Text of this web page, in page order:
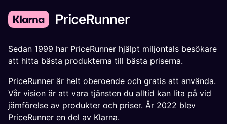
Sedan 1999 har PriceRunner hjälpt miljontals besökare
att hitta bästa produkterna till bästa priserna.
PriceRunner är helt oberoende och gratis att använda.
Vår vision är att vara tjänsten du alltid kan lita på vid
jämförelse av produkter och priser. År 2022 blev
PriceRunner en del av Klarna.